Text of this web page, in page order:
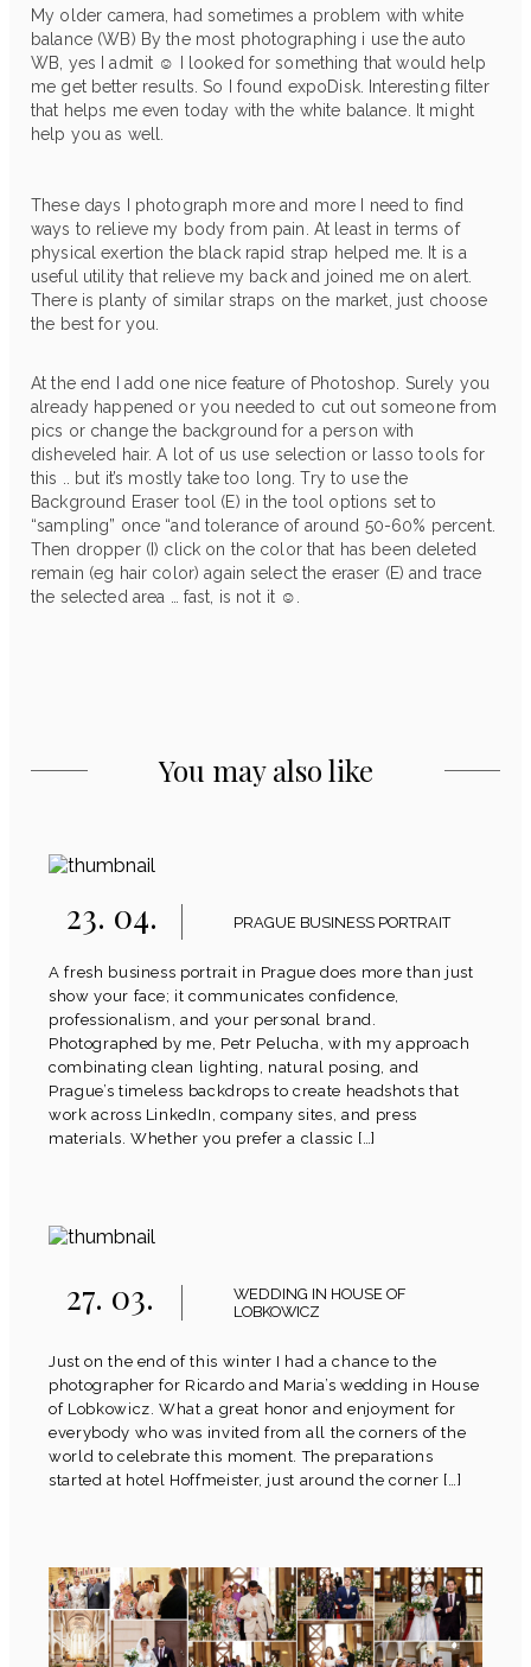
My older camera, had sometimes a problem with white
balance (WB) By the most photographing i use the auto
WB, yes I admit ☺ I looked for something that would help
me get better results. So I found expoDisk. Interesting filter
that helps me even today with the white balance. It might
help you as well.
These days I photograph more and more I need to find
ways to relieve my body from pain. At least in terms of
physical exertion the black rapid strap helped me. It is a
useful utility that relieve my back and joined me on alert.
There is planty of similar straps on the market, just choose
the best for you.
At the end I add one nice feature of Photoshop. Surely you
already happened or you needed to cut out someone from
pics or change the background for a person with
disheveled hair. A lot of us use selection or lasso tools for
this .. but it’s mostly take too long. Try to use the
Background Eraser tool (E) in the tool options set to
“sampling” once “and tolerance of around 50-60% percent.
Then dropper (I) click on the color that has been deleted
remain (eg hair color) again select the eraser (E) and trace
the selected area … fast, is not it ☺.
You may also like
23. 04. PRAGUE BUSINESS PORTRAIT
A fresh business portrait in Prague does more than just
show your face; it communicates confidence,
professionalism, and your personal brand.
Photographed by me, Petr Pelucha, with my approach
combinating clean lighting, natural posing, and
Prague’s timeless backdrops to create headshots that
work across LinkedIn, company sites, and press
materials. Whether you prefer a classic […]
27. 03.
WEDDING IN HOUSE OF
LOBKOWICZ
Just on the end of this winter I had a chance to the
photographer for Ricardo and Maria’s wedding in House
of Lobkowicz. What a great honor and enjoyment for
everybody who was invited from all the corners of the
world to celebrate this moment. The preparations
started at hotel Hoffmeister, just around the corner […]